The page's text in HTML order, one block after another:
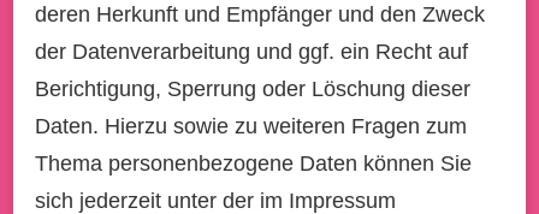
deren Herkunft und Empfänger und den Zweck
der Datenverarbeitung und ggf. ein Recht auf
Berichtigung, Sperrung oder Löschung dieser
Daten. Hierzu sowie zu weiteren Fragen zum
Thema personenbezogene Daten können Sie
sich jederzeit unter der im Impressum